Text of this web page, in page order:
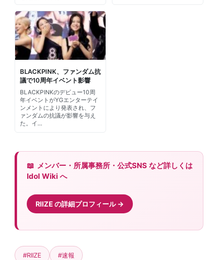
BLACKPINK、ファンダム抗
議で10周年イベント影響
BLACKPINKのデビュー10周
年イベントがYGエンターテイ
ンメントにより発表され、フ
ァンダムの抗議が影響を与え
た。イ…
メンバー・所属事務所・公式SNS など詳しくは
Idol Wiki へ
RIIZE の詳細プロフィール
#RIIZE #速報